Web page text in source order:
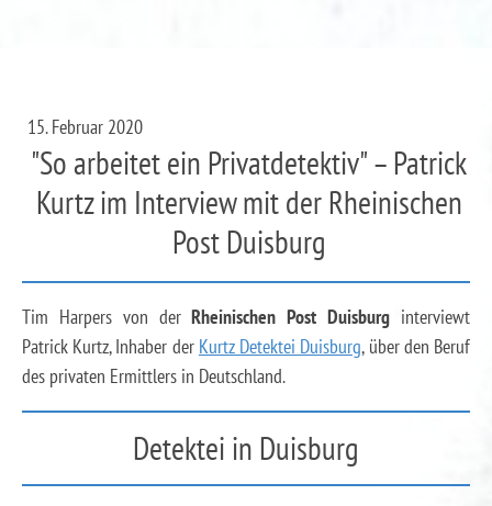
15. Februar 2020
"So arbeitet ein Privatdetektiv" – Patrick
Kurtz im Interview mit der Rheinischen
Post Duisburg
Tim Harpers von derRheinischen Post Duisburg interviewt
Patrick Kurtz, Inhaber der Kurtz Detektei Duisburg, über den Beruf
des privaten Ermittlers in Deutschland.
Detektei in Duisburg